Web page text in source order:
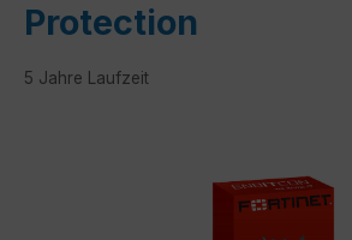
Protection
5 Jahre Laufzeit